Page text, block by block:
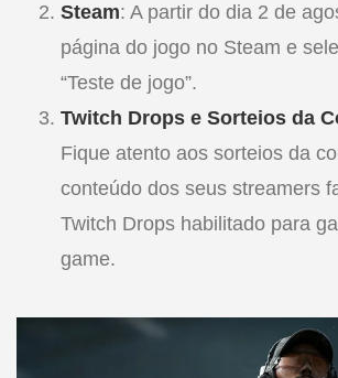
Steam: A partir do dia 2 de
página do jogo no Steam e
“Teste de jogo”.
Twitch Drops e Sorteios da
Fique atento aos sorteios da
conteúdo dos seus streamers
Twitch Drops habilitado para
game.